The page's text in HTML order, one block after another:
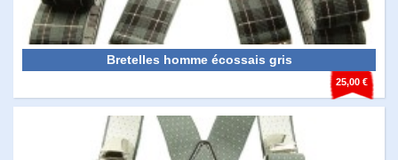
25,00 €
Bretelles homme écossais gris